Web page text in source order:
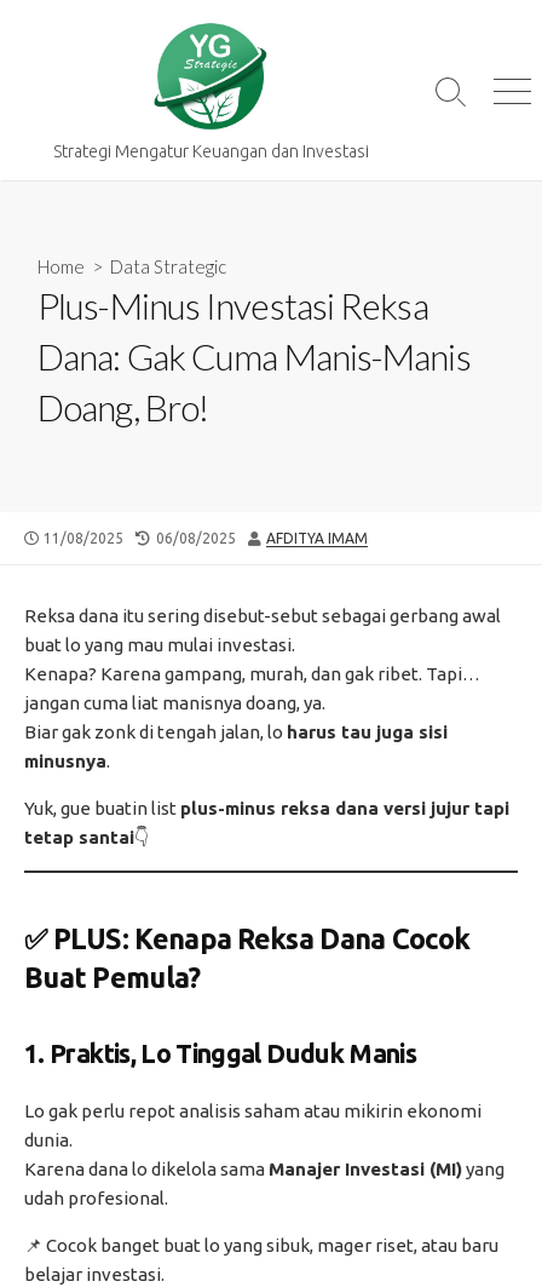
Strategi Mengatur Keuangan dan Investasi
Search
Home > Data Strategic
Plus-Minus Investasi Reksa
Dana: Gak Cuma Manis-Manis
Doang, Bro!
PUBLISHED
11/08/2025
LAST
06/08/2025 AUTHOR
AFDITYA IMAM
Reksa dana itu sering disebut-sebut sebagai gerbang awal
buat lo yang mau mulai investasi.
Kenapa? Karena gampang, murah, dan gak ribet. Tapi…
jangan cuma liat manisnya doang, ya.
Biar gak zonk di tengah jalan, lo harus tau juga sisi
minusnya.
Yuk, gue buatin list plus-minus reksa dana versi jujur tapi
tetap santai👇
✅ PLUS: Kenapa Reksa Dana Cocok
Buat Pemula?
1. Praktis, Lo Tinggal Duduk Manis
Lo gak perlu repot analisis saham atau mikirin ekonomi
dunia.
Karena dana lo dikelola sama Manajer Investasi (MI)yang
udah profesional.
📌 Cocok banget buat lo yang sibuk, mager riset, atau baru
belajar investasi.